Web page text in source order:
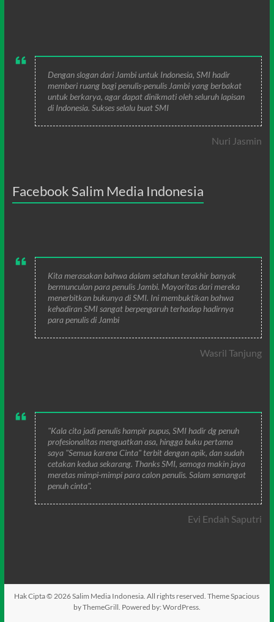
Dengan slogan dari Jambi untuk Indonesia, SMI hadir
memberi ruang bagi penulis-penulis Jambi yang berbakat
untuk berkarya, agar dapat dinikmati oleh seluruh lapisan
di Indonesia. Sukses selalu buat SMI
Nuri Jasmin
Facebook Salim Media Indonesia
Kita merasakan bahwa dalam setahun terakhir banyak
bermunculan para penulis Jambi. Mayoritas dari mereka
menerbitkan bukunya di SMI. Ini membuktikan bahwa
kehadiran SMI sangat berpengaruh terhadap hadirnya
para penulis di Jambi
Wasril Tanjung
"Kala cita jadi penulis hampir pupus, SMI hadir dg penuh
profesionalitas menguatkan asa, hingga buku pertama
saya "Semua karena Cinta" terbit dengan apik, dan sudah
cetakan kedua sekarang. Thanks SMI, semoga makin jaya
meretas mimpi-mimpi para calon penulis. Salam semangat
penuh cinta".
Evi Endah Saputri
Hak Cipta © 2026Salim Media Indonesia . All rights reserved. ThemeSpacious
by ThemeGrill. Powered by: WordPress.